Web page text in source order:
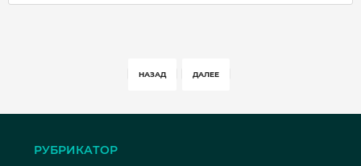
НАЗАД ДАЛЕЕ
РУБРИКАТОР